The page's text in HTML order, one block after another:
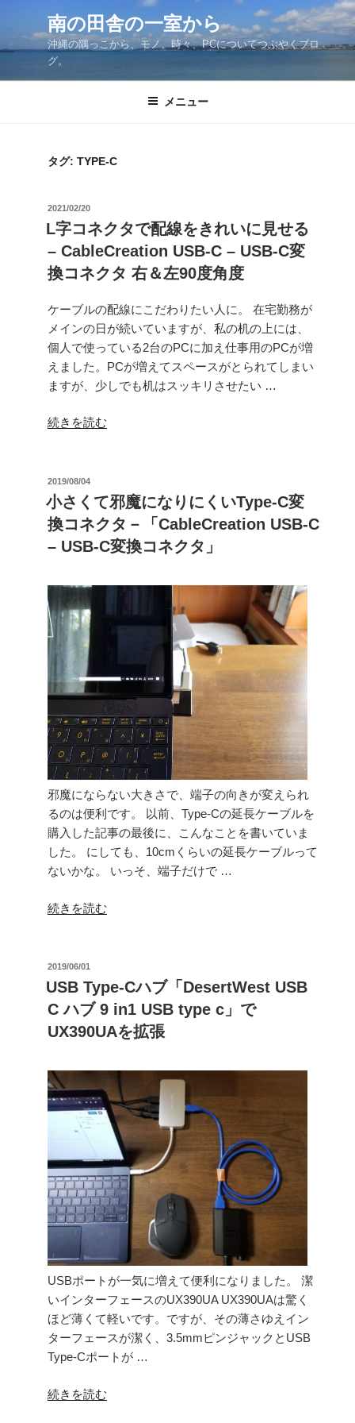
テ
ツ
南の田舎の一室から
沖縄の隅っこから、モノ、時々、PCについてつぶやくブロ
グ。
メニュー
タグ: TYPE-C
投
稿
日:
2021/02/20
L字コネクタで配線をきれいに見せる
– CableCreation USB-C – USB-C変
換コネクタ 右＆左90度角度
ケーブルの配線にこだわりたい人に。 在宅勤務が
メインの日が続いていますが、私の机の上には、
個人で使っている2台のPCに加え仕事用のPCが増
えました。PCが増えてスペースがとられてしまい
ますが、少しでも机はスッキリさせたい …
“L
ネ
ク
タ
で
き
れ
る
–
CableCreation
USB-
C
–
USB-
C
変
コ
タ
右
＆
左
度
角
度”
続きを読む
投
稿
日:
2019/08/04
小さくて邪魔になりにくいType-C変
換コネクタ－「CableCreation USB-C
– USB-C変換コネクタ」
邪魔にならない大きさで、端子の向きが変えられ
るのは便利です。 以前、Type-Cの延長ケーブルを
購入した記事の最後に、こんなことを書いていま
した。 にしても、10cmくらいの延長ケーブルって
ないかな。 いっそ、端子だけで …
“小
て
邪
魔
な
に
く
Type-
変
換
コ
ネ
タ
－
「CableCreation
USB-
C
–
C
続きを読む
投
稿
日:
2019/06/01
USB Type-Cハブ「DesertWest USB
C ハブ 9 in1 USB type c」で
UX390UAを拡張
USBポートが一気に増えて便利になりました。 潔
いインターフェースのUX390UA UX390UAは驚く
ほど薄くて軽いです。ですが、その薄さゆえイン
ターフェースが潔く、3.5mmピンジャックとUSB
Type-Cポートが …
“USB
続きを読む